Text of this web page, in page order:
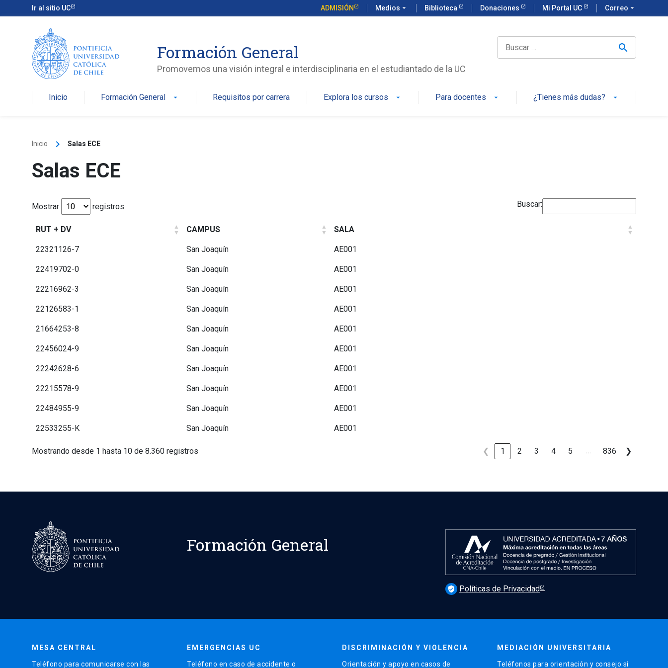
to
Ir al sitio UC ADMISIÓN Medios arrow_drop_down Biblioteca Donaciones Mi Portal UC Correo arrow_drop_down
Formación General
Promovemos una visión integral e interdisciplinaria en el estudiantado de la UC
Inicio Formación General arrow_drop_down Requisitos por carrera Explora los cursos arrow_drop_down Para docentes arrow_drop_down ¿Tienes más dudas? arrow_drop_down
Inicio keyboard_arrow_right Salas ECE
Salas ECE
Mostrar registros Buscar:
RUT + DV CAMPUS SALA
22321126-7 San Joaquín AE001
22419702-0 San Joaquín AE001
22216962-3 San Joaquín AE001
22126583-1 San Joaquín AE001
21664253-8 San Joaquín AE001
22456024-9 San Joaquín AE001
22242628-6 San Joaquín AE001
22215578-9 San Joaquín AE001
22484955-9 San Joaquín AE001
22533255-K San Joaquín AE001
Mostrando desde 1 hasta 10 de 8.360 registros ❮ 1 2 3 4 5 … 836 ❯
Formación General
verified_user Políticas de Privacidad
MESA CENTRAL
Teléfono para comunicarse con las
EMERGENCIAS UC
Teléfono en caso de accidente o
DISCRIMINACIÓN Y VIOLENCIA
Orientación y apoyo en casos de
MEDIACIÓN UNIVERSITARIA
Teléfonos para orientación y consejo si